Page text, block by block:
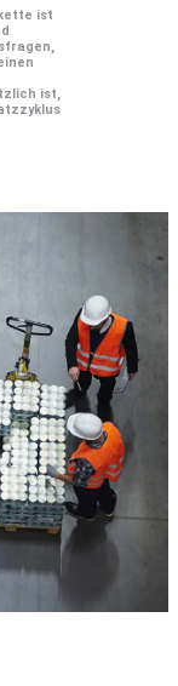
ist
ist,